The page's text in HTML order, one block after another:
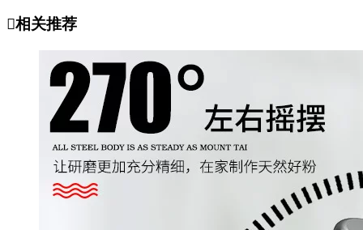
相关推荐